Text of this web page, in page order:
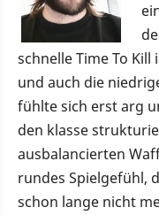
schnelle Time To
und auch die
fühlte sich erst arg
den klasse
ausbalancierten
rundes Spielgefühl,
schon lange nicht